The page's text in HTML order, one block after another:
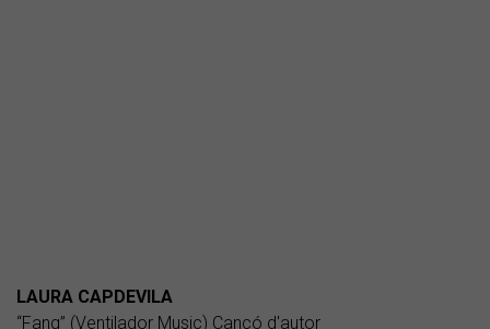
LAURA CAPDEVILA
“Fang” (Ventilador Music) Cançó d'autor